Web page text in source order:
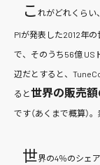
こ れがどれくらい
PIが発表した2012年
で、そのうち56億 US
辺だとすると、
ると世界の販売
です（あくまで概算）
世界の4％のシェ